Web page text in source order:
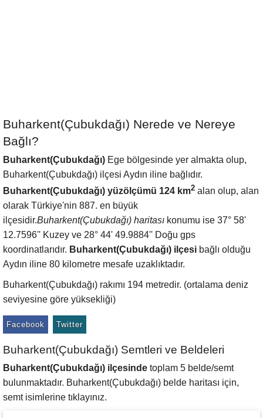
Buharkent(Çubukdağı) Nerede ve Nereye
Bağlı?
Buharkent(Çubukdağı) Ege bölgesinde yer almakta olup,
Buharkent(Çubukdağı) ilçesi Aydın iline bağlıdır.
Buharkent(Çubukdağı) yüzölçümü 124 km2 alan olup, alan
olarak Türkiye'nin 887. en büyük
ilçesidir.Buharkent(Çubukdağı) haritası konumu ise 37° 58'
12.7596'' Kuzey ve 28° 44' 49.9884'' Doğu gps
koordinatlarıdır. Buharkent(Çubukdağı) ilçesi bağlı olduğu
Aydın iline 80 kilometre mesafe uzaklıktadır.
Buharkent(Çubukdağı) rakımı 194 metredir. (ortalama deniz
seviyesine göre yüksekliği)
Facebook Twitter
Buharkent(Çubukdağı) Semtleri ve Beldeleri
Buharkent(Çubukdağı) ilçesinde toplam 5 belde/semt
bulunmaktadır. Buharkent(Çubukdağı) belde haritası için,
semt isimlerine tıklayınız.